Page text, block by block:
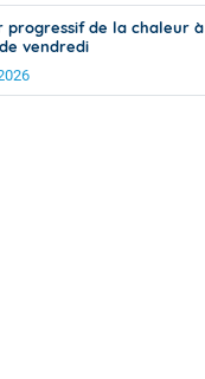
progressif de la chaleur à
vendredi